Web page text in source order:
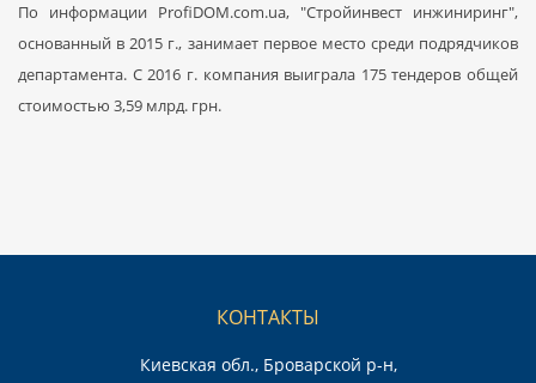
По информации ProfiDOM.com.ua, "Стройинвест инжиниринг",
основанный в 2015 г., занимает первое место среди подрядчиков
департамента. С 2016 г. компания выиграла 175 тендеров общей
стоимостью 3,59 млрд. грн.
КОНТАКТЫ
Киевская обл., Броварской р-н,